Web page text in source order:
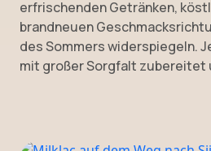
erfrischenden Getränken,
brandneuen
des Sommers widerspiegeln.
mit großer Sorgfalt zubereitet